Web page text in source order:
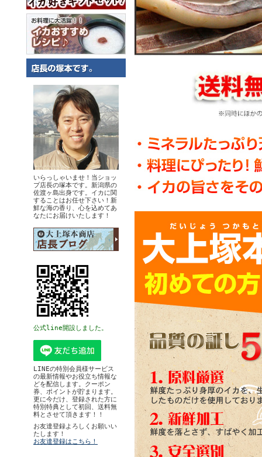
いらっしゃいませ！当ショッ
プ店長の塚本です。新潟県の
佐渡ヶ島出身です。イカに関
することはお任せ下さい！新
鮮な海の香り、心を込めてあ
なたにお届けいたします！
公式line開設しました。
LINEの特別会員様サービス
の最新情報やお役立ち情報な
どを配信します。クーポン
券、ポイントが貯まります。
更に今だけ、登録された方に
特別特典として初回、送料無
料とさせて頂きます！！
お友達登録よろしくお願いい
たします！
お友達登録はこちら！